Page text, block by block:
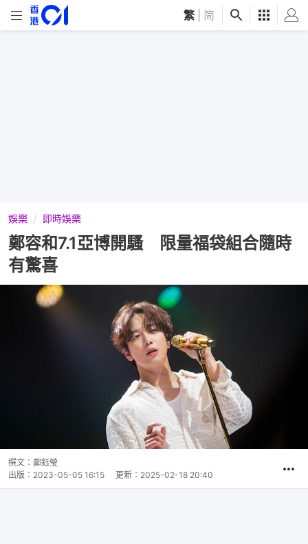
繁 简
娛樂 即時娛樂
鄭容和7.1亞博開騷 限量福袋組合隨時
有驚喜
撰文： 鄺鈺瑩
出版： 2023-05-05 16:15 更新： 2025-02-18 20:40